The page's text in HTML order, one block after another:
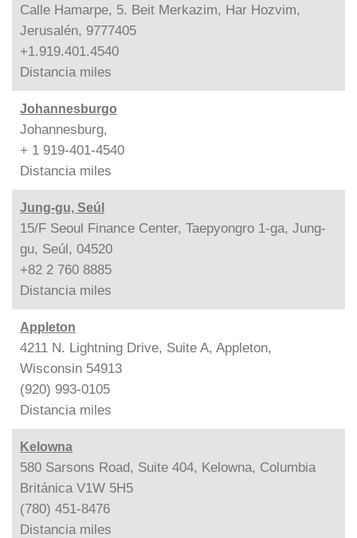
Calle Hamarpe, 5. Beit Merkazim, Har Hozvim,
Jerusalén, 9777405
+1.919.401.4540
Distancia miles
Johannesburgo
Johannesburg,
+ 1 919-401-4540
Distancia miles
Jung-gu, Seúl
15/F Seoul Finance Center, Taepyongro 1-ga, Jung-
gu, Seúl, 04520
+82 2 760 8885
Distancia miles
Appleton
4211 N. Lightning Drive, Suite A, Appleton,
Wisconsin 54913
(920) 993-0105
Distancia miles
Kelowna
580 Sarsons Road, Suite 404, Kelowna, Columbia
Británica V1W 5H5
(780) 451-8476
Distancia miles